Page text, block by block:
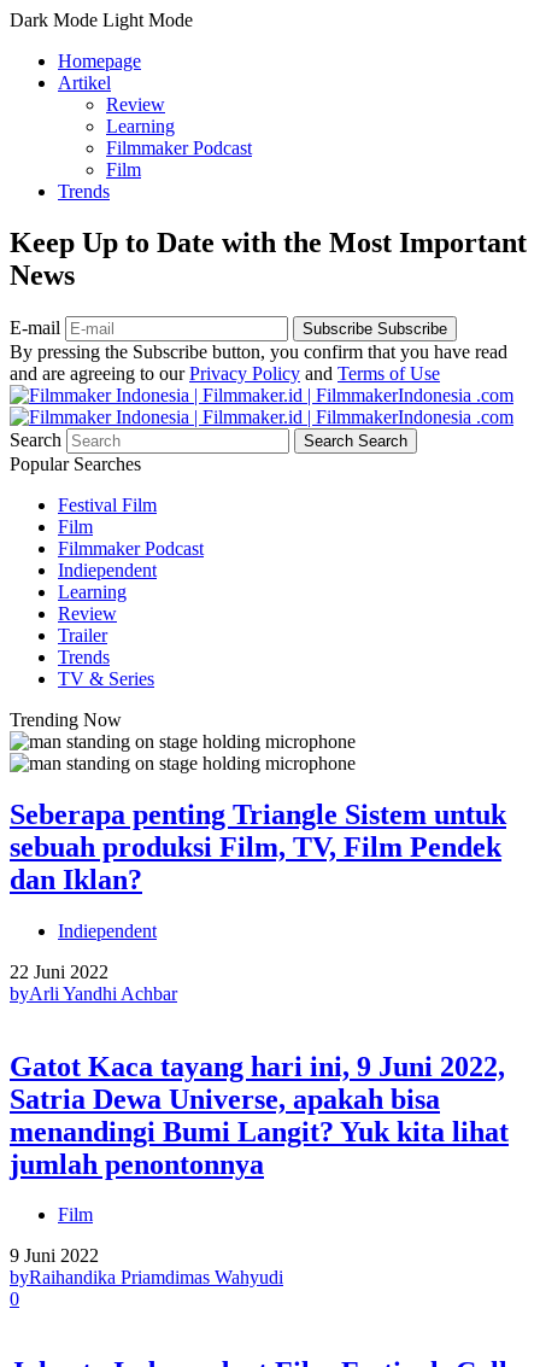
Dark Mode Light Mode
Homepage
Artikel
Review
Learning
Filmmaker Podcast
Film
Trends
Keep Up to Date with the Most Important
News
E-mail Subscribe Subscribe
By pressing the Subscribe button, you confirm that you have read
and are agreeing to ourPrivacy Policy and Terms of Use
Search Search Search
Popular Searches
Festival Film
Film
Filmmaker Podcast
Indiependent
Learning
Review
Trailer
Trends
TV & Series
Trending Now
Seberapa penting Triangle Sistem untuk
sebuah produksi Film, TV, Film Pendek
dan Iklan?
Indiependent
22 Juni 2022
byArli Yandhi Achbar
Gatot Kaca tayang hari ini, 9 Juni 2022,
Satria Dewa Universe, apakah bisa
menandingi Bumi Langit? Yuk kita lihat
jumlah penontonnya
Film
9 Juni 2022
byRaihandika Priamdimas Wahyudi
0